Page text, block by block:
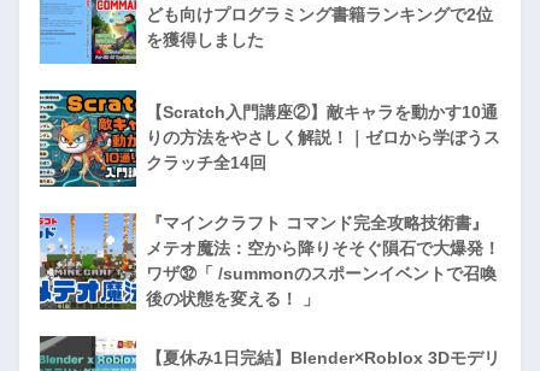
ども向けプログラミング書籍ランキングで2位
を獲得しました
【Scratch入門講座②】敵キャラを動かす10通
りの方法をやさしく解説！｜ゼロから学ぼうス
クラッチ全14回
『マインクラフト コマンド完全攻略技術書』
メテオ魔法：空から降りそそぐ隕石で大爆発！
ワザ㉜「 /summonのスポーンイベントで召喚
後の状態を変える！ 」
【夏休み1日完結】Blender×Roblox 3Dモデリ